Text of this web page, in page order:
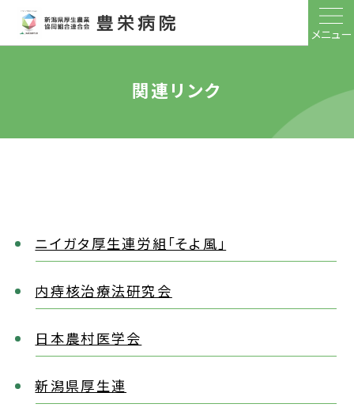
メニュー
関連リンク
ニイガタ厚生連労組「そよ風」
内痔核治療法研究会
日本農村医学会
新潟県厚生連